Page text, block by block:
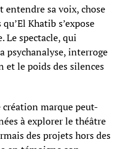
sa voix, chose
Khatib s’expose
Le spectacle, qui
psychanalyse, interroge
et le poids des silences
marque peut-
à explorer le théâtre
des projets hors des